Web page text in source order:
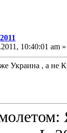
10:40:01 am »
Украина , а не